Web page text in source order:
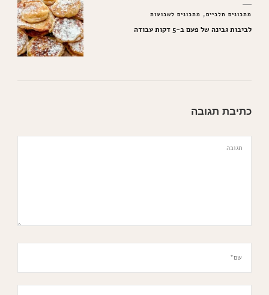
מתכונים חלביים מתכונים לשבועות
לביבות גבינה של פעם ב-5 דקות עבודה
כתיבת תגובה